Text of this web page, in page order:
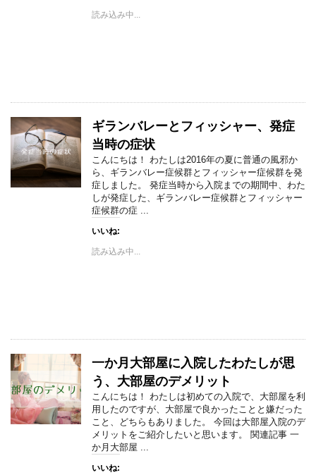
読み込み中...
ギランバレーとフィッシャー、発症
当時の症状
こんにちは！ わたしは2016年の夏に普通の風邪か
ら、ギランバレー症候群とフィッシャー症候群を発
症しました。 発症当時から入院までの期間中、わた
しが発症した、ギランバレー症候群とフィッシャー
症候群の症 ...
いいね:
読み込み中...
一か月大部屋に入院したわたしが思
う、大部屋のデメリット
こんにちは！ わたしは初めての入院で、大部屋を利
用したのですが、大部屋で良かったことと嫌だった
こと、どちらもありました。 今回は大部屋入院のデ
メリットをご紹介したいと思います。 関連記事 一
か月大部屋 ...
いいね: